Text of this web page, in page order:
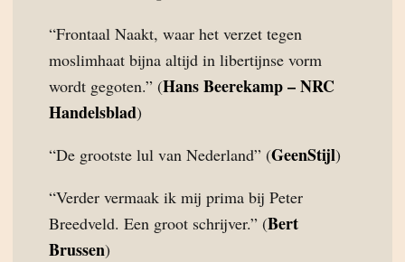
“Frontaal Naakt, waar het verzet tegen
moslimhaat bijna altijd in libertijnse vorm
wordt gegoten.” (Hans Beerekamp – NRC
Handelsblad)
“De grootste lul van Nederland” (GeenStijl)
“Verder vermaak ik mij prima bij Peter
Breedveld. Een groot schrijver.” (Bert
Brussen)